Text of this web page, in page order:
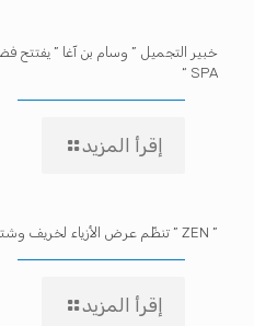
SPA “
إقرأ المزيد
” ZEN ” تنظّم عرض الأزياء لخريف وشتاء 2017 – 2018
إقرأ المزيد